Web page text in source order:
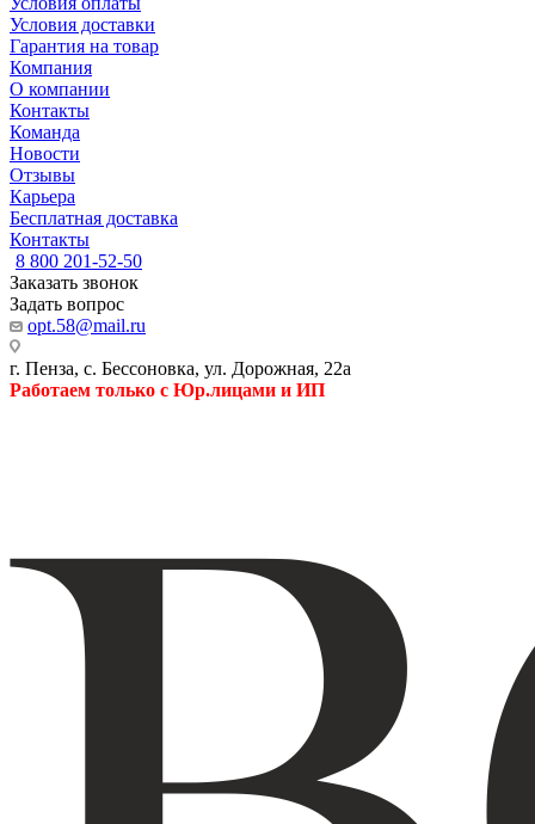
Условия доставки
Гарантия на товар
Компания
О компании
Контакты
Команда
Новости
Отзывы
Карьера
Бесплатная доставка
Контакты
8 800 201-52-50
Заказать звонок
Задать вопрос
opt.58@mail.ru
г. Пенза, с. Бессоновка, ул. Дорожная, 22а
Работаем только с Юр.лицами и ИП